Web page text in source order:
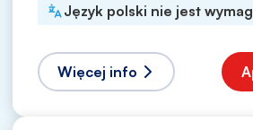
Język polski nie jest
Więcej info